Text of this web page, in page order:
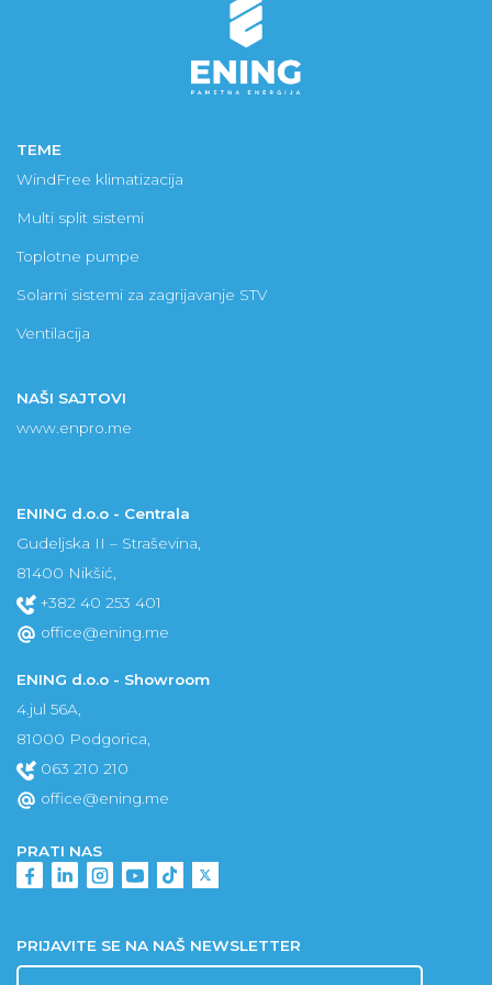
TEME
WindFree klimatizacija
Multi split sistemi
Toplotne pumpe
Solarni sistemi za zagrijavanje STV
Ventilacija
NAŠI SAJTOVI
www.enpro.me
PRIJAVITE SE NA NAŠ NEWSLETTER
ENING d.o.o - Centrala
Gudeljska II – Straševina,
81400 Nikšić,
+382 40 253 401
office@ening.me
ENING d.o.o - Showroom
4.jul 56A,
81000 Podgorica,
063 210 210
office@ening.me
PRATI NAS